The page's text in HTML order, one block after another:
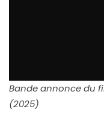
Bande annonce du
(2025)